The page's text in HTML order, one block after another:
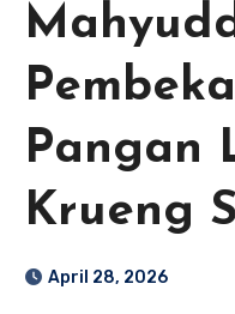
Pangan
Krueng
April 28, 2026